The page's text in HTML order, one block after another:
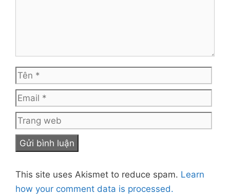
Tên
web
This site uses Akismet to reduce spam. Learn
how your comment data is processed.